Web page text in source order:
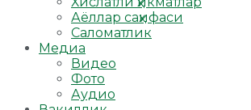
Аёллар саҳифаси
Саломатлик
Медиа
Видео
Фото
Аудио